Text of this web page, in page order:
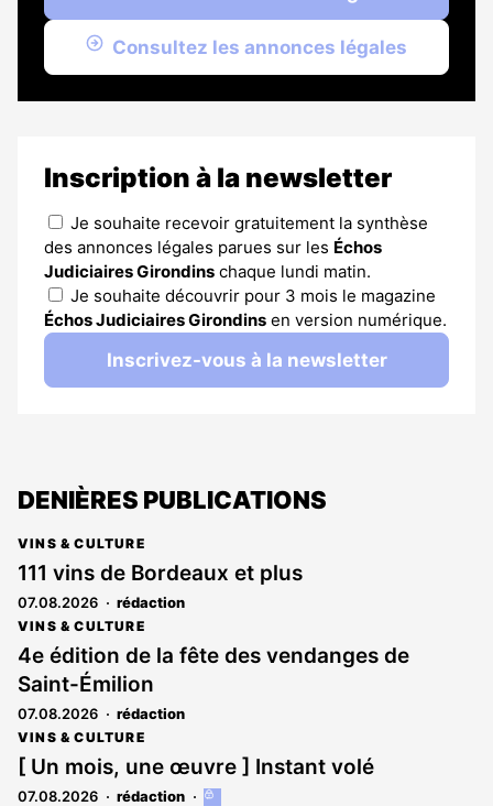
Consultez les annonces légales
Inscription à la newsletter
Je souhaite recevoir gratuitement la synthèse
des annonces légales parues sur les Échos
Judiciaires Girondins chaque lundi matin.
Je souhaite découvrir pour 3 mois le magazine
Échos Judiciaires Girondins en version numérique.
Inscrivez-vous à la newsletter
DENIÈRES PUBLICATIONS
VINS & CULTURE
111 vins de Bordeaux et plus
07.08.2026 rédaction
VINS & CULTURE
4e édition de la fête des vendanges de
Saint-Émilion
07.08.2026 rédaction
VINS & CULTURE
[ Un mois, une œuvre ] Instant volé
07.08.2026 rédaction
Cet